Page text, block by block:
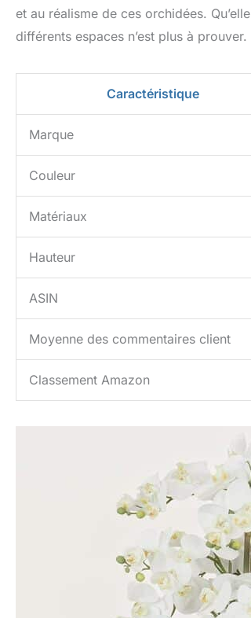
et au réalisme de ces orchidées.
différents espaces n’est plus à prouver.
Caractéristique
Marque
Couleur
Matériaux
Hauteur
ASIN
Moyenne des commentaires client
Classement Amazon